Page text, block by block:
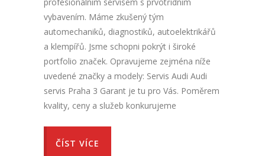
vybavením. Máme zkušený tým
automechaniků, diagnostiků, autoelektrikářů
a klempířů. Jsme schopni pokrýt i široké
portfolio značek. Opravujeme zejména níže
uvedené značky a modely: Servis Audi Audi
servis Praha 3 Garant je tu pro Vás. Poměrem
kvality, ceny a služeb konkurujeme
ČÍST VÍCE